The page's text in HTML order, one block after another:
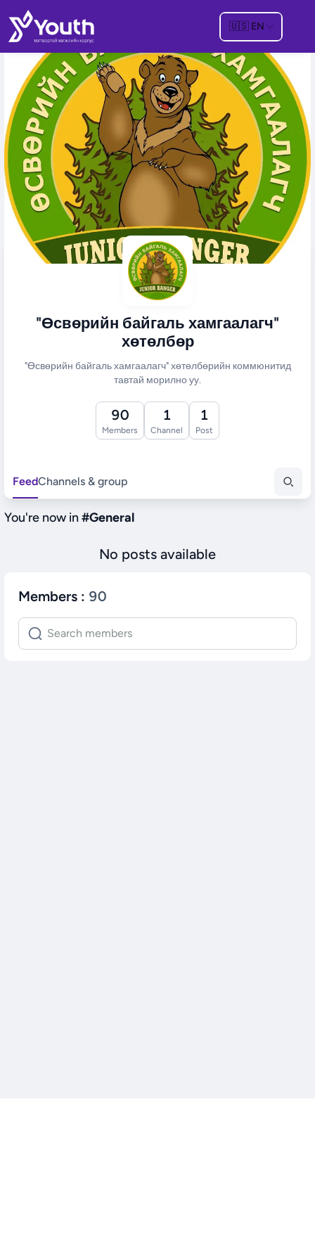
🇺🇸 EN
"Өсвөрийн байгаль хамгаалагч"
хөтөлбөр
"Өсвөрийн байгаль хамгаалагч" хөтөлбөрийн коммюнитид
тавтай морилно уу.
90
Members
1
Channel
1
Post
FeedChannels & group
You're now in#General
No posts available
Members : 90